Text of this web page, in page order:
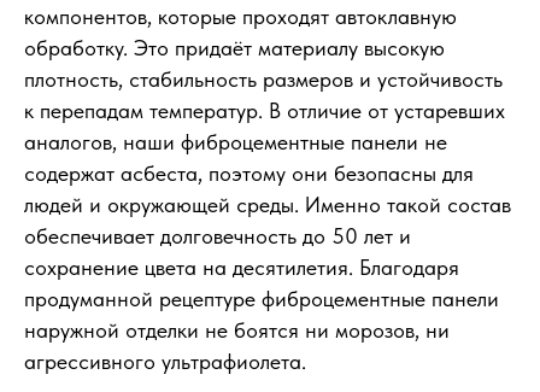
компонентов, которые проходят автоклавную
обработку. Это придаёт материалу высокую
плотность, стабильность размеров и устойчивость
к перепадам температур. В отличие от устаревших
аналогов, наши фиброцементные панели не
содержат асбеста, поэтому они безопасны для
людей и окружающей среды. Именно такой состав
обеспечивает долговечность до 50 лет и
сохранение цвета на десятилетия. Благодаря
продуманной рецептуре фиброцементные панели
наружной отделки не боятся ни морозов, ни
агрессивного ультрафиолета.